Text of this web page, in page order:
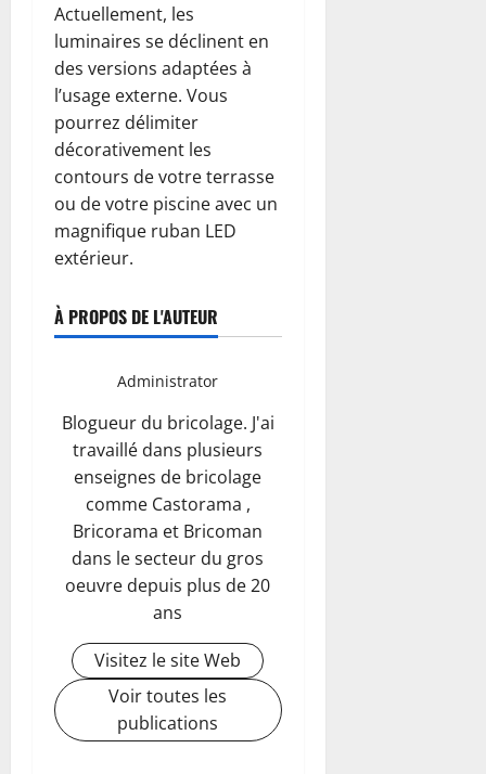
Actuellement, les
luminaires se déclinent en
des versions adaptées à
l’usage externe. Vous
pourrez délimiter
décorativement les
contours de votre terrasse
ou de votre piscine avec un
magnifique ruban LED
extérieur.
À PROPOS DE L'AUTEUR
Administrator
Blogueur du bricolage. J'ai
travaillé dans plusieurs
enseignes de bricolage
comme Castorama ,
Bricorama et Bricoman
dans le secteur du gros
oeuvre depuis plus de 20
ans
Visitez le site Web
Voir toutes les
publications